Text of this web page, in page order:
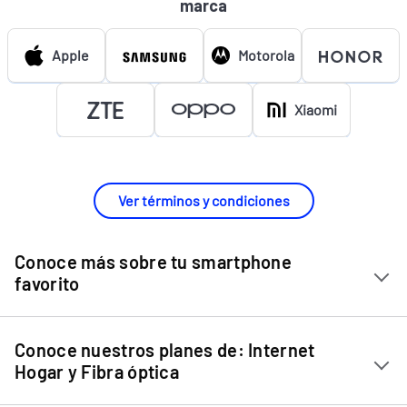
marca
Apple Motorola
Xiaomi
Ver términos y condiciones
Conoce más sobre tu smartphone
favorito
Chip Entel
Apple iPhone 11
Apple iPhone 12 Mini
Conoce nuestros planes de: Internet
Hogar y Fibra óptica